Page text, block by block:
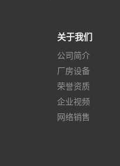
关于我们
公司简介
厂房设备
荣誉资质
企业视频
网络销售